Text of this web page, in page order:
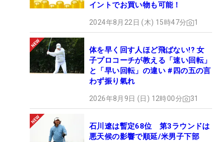
イントでお買い物も可能！
2024年8月22日 (木) 15時47分 1
体を早く回す人ほど飛ばない!? 女
子プロコーチが教える「速い回転」
と「早い回転」の違い #四の五の言
わず振り氣れ
2026年8月9日 (日) 12時00分 31
石川遼は暫定68位 第3ラウンドは
悪天候の影響で順延/米男子下部